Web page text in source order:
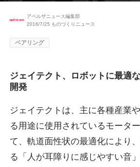
アペルザニュース編集部
2016/7/25 ものづくりニュース
ベアリング
ジェイテクト、ロボットに最適
開発
ジェイテクトは、主に各種産業
る用途に使用されているモータ
て、軌道面性状の最適化により
る「人が耳障りに感じやすい音